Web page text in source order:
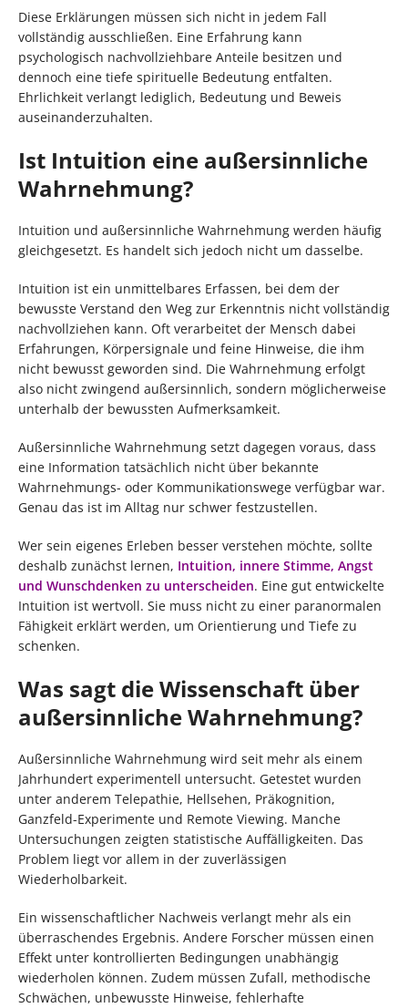
Diese Erklärungen müssen sich nicht in jedem Fall
vollständig ausschließen. Eine Erfahrung kann
psychologisch nachvollziehbare Anteile besitzen und
dennoch eine tiefe spirituelle Bedeutung entfalten.
Ehrlichkeit verlangt lediglich, Bedeutung und Beweis
auseinanderzuhalten.
Ist Intuition eine außersinnliche
Wahrnehmung?
Intuition und außersinnliche Wahrnehmung werden häufig
gleichgesetzt. Es handelt sich jedoch nicht um dasselbe.
Intuition ist ein unmittelbares Erfassen, bei dem der
bewusste Verstand den Weg zur Erkenntnis nicht vollständig
nachvollziehen kann. Oft verarbeitet der Mensch dabei
Erfahrungen, Körpersignale und feine Hinweise, die ihm
nicht bewusst geworden sind. Die Wahrnehmung erfolgt
also nicht zwingend außersinnlich, sondern möglicherweise
unterhalb der bewussten Aufmerksamkeit.
Außersinnliche Wahrnehmung setzt dagegen voraus, dass
eine Information tatsächlich nicht über bekannte
Wahrnehmungs- oder Kommunikationswege verfügbar war.
Genau das ist im Alltag nur schwer festzustellen.
Wer sein eigenes Erleben besser verstehen möchte, sollte
deshalb zunächst lernen, Intuition, innere Stimme, Angst
und Wunschdenken zu unterscheiden. Eine gut entwickelte
Intuition ist wertvoll. Sie muss nicht zu einer paranormalen
Fähigkeit erklärt werden, um Orientierung und Tiefe zu
schenken.
Was sagt die Wissenschaft über
außersinnliche Wahrnehmung?
Außersinnliche Wahrnehmung wird seit mehr als einem
Jahrhundert experimentell untersucht. Getestet wurden
unter anderem Telepathie, Hellsehen, Präkognition,
Ganzfeld-Experimente und Remote Viewing. Manche
Untersuchungen zeigten statistische Auffälligkeiten. Das
Problem liegt vor allem in der zuverlässigen
Wiederholbarkeit.
Ein wissenschaftlicher Nachweis verlangt mehr als ein
überraschendes Ergebnis. Andere Forscher müssen einen
Effekt unter kontrollierten Bedingungen unabhängig
wiederholen können. Zudem müssen Zufall, methodische
Schwächen, unbewusste Hinweise, fehlerhafte